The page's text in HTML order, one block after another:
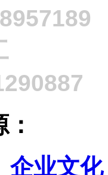
企业文化